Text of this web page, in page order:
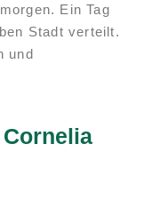
Ein Tag
Stadt verteilt.
und